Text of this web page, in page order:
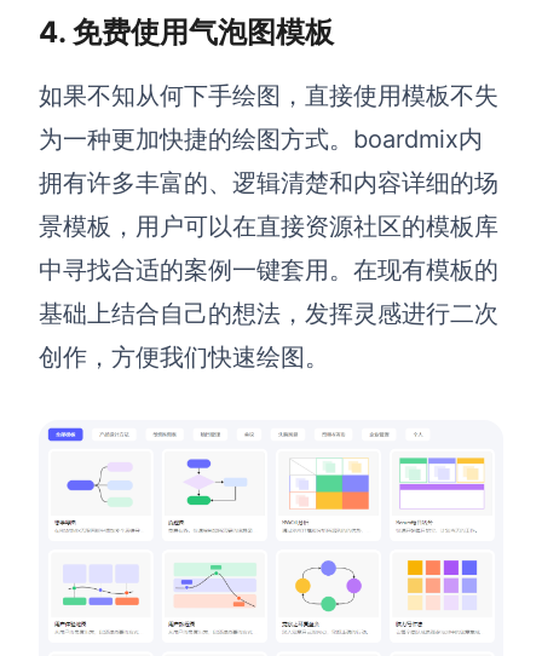
4. 免费使用气泡图模板
如果不知从何下手绘图，直接使用模板不失
为一种更加快捷的绘图方式。boardmix内
拥有许多丰富的、逻辑清楚和内容详细的场
景模板，用户可以在直接资源社区的模板库
中寻找合适的案例一键套用。 在现有模板的
基础上结合自己的想法，发挥灵感进行二次
创作，方便我们快速绘图。